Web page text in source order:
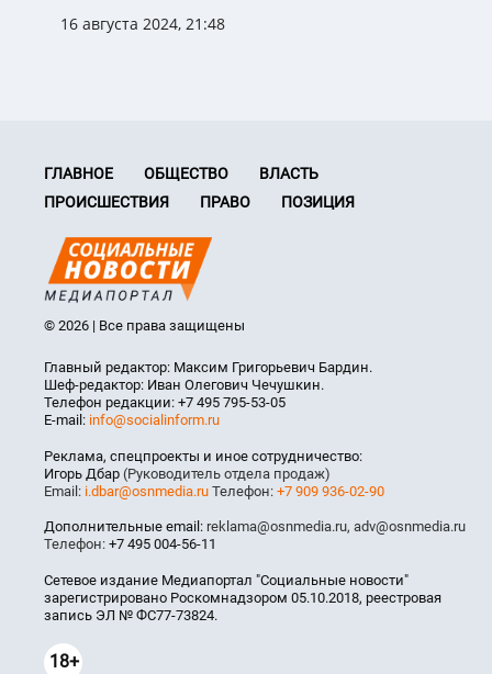
16 августа 2024, 21:48
ГЛАВНОЕ ОБЩЕСТВО
ВЛАСТЬ
ПРОИСШЕСТВИЯ
ПРАВО ПОЗИЦИЯ
© 2026 | Все права защищены
Главный редактор: Максим Григорьевич Бардин.
Шеф-редактор: Иван Олегович Чечушкин.
Телефон редакции: +7 495 795-53-05
E-mail: info@socialinform.ru
Реклама, спецпроекты и иное сотрудничество:
Игорь Дбар (Руководитель отдела продаж)
Email: i.dbar@osnmedia.ru Телефон: +7 909 936-02-90
Дополнительные email: reklama@osnmedia.ru, adv@osnmedia.ru
Телефон: +7 495 004-56-11
Сетевое издание Медиапортал "Социальные новости"
зарегистрировано Роскомнадзором 05.10.2018, реестровая
запись ЭЛ № ФС77-73824.
18+